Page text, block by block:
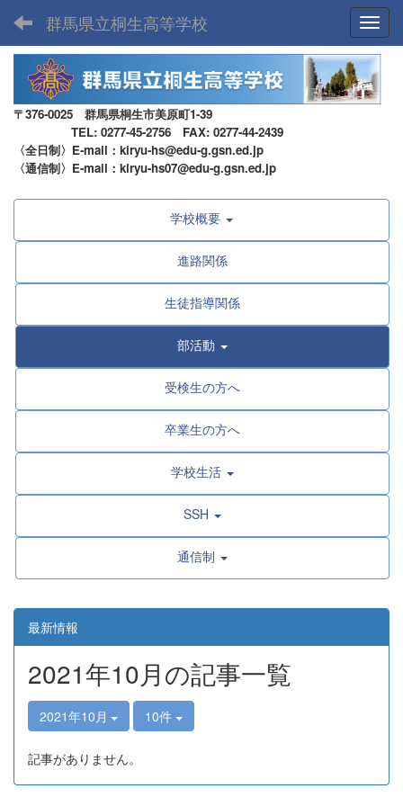
群馬県立桐生高等学校
〒376-0025 群馬県桐生市美原町1-39
TEL: 0277-45-2756 FAX: 0277-44-2439
〈全日制〉E-mail：kiryu-hs@edu-g.gsn.ed.jp
〈通信制〉E-mail：kiryu-hs07@edu-g.gsn.ed.jp
学校概要
進路関係
生徒指導関係
部活動
受検生の方へ
卒業生の方へ
学校生活
SSH
通信制
最新情報
2021年10月の記事一覧
2021年10月 10件
記事がありません。